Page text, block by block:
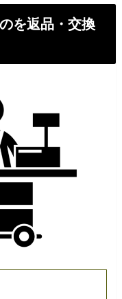
を返品・交換